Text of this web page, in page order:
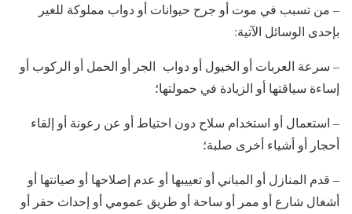
– من تسبب في موت أو جرح حيوانات أو دواب مملوكة للغير
بإحدى الوسائل الآتية:
– سرعة العربات أو الخيول أو دواب الجر أو الحمل أو الركوب أو
إساءة سياقتها أو الزيادة في حمولتها؛
– استعمال أو استخدام سلاح دون احتياط أو عن رعونة أو إلقاء
أحجار أو أشياء أخرى صلبة؛
– قدم المنازل أو المباني أو تعييبها أو عدم إصلاحها أو صيانتها أو
أشغال شارع أو ممر أو ساحة أو طريق عمومي أو إحداث حفر أو